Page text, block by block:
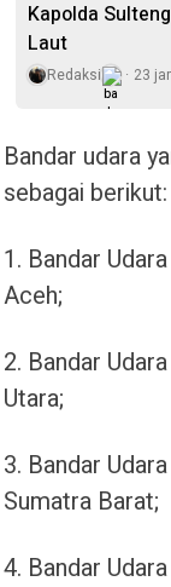
Kapolda
Laut
Redaksi 23
Bandar udara
sebagai berikut:
1. Bandar
Aceh;
2. Bandar
Utara;
3. Bandar
Sumatra Barat;
4. Bandar